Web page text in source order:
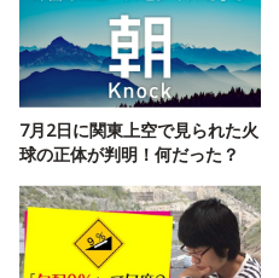
7月2日に関東上空で見られた火
球の正体が判明！何だった？